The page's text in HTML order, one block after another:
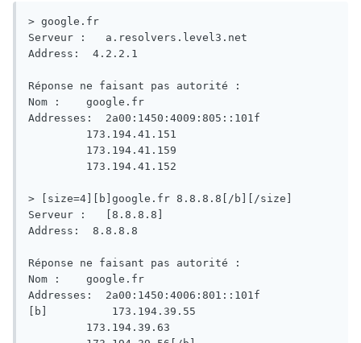
> google.fr
Serveur :   a.resolvers.level3.net
Address:  4.2.2.1
Réponse ne faisant pas autorité :
Nom :    google.fr
Addresses:  2a00:1450:4009:805::101f
> [size=4][b]google.fr 8.8.8.8[/b][/size]
Serveur :   [8.8.8.8]
Address:  8.8.8.8
Réponse ne faisant pas autorité :
Nom :    google.fr
Addresses:  2a00:1450:4006:801::101f
[b]          173.194.39.55